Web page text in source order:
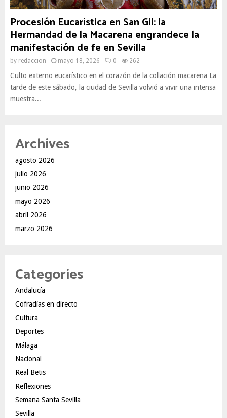
Procesión Eucarística en San Gil: la
Hermandad de la Macarena engrandece la
manifestación de fe en Sevilla
by redaccion mayo 18, 2026 0 262
Culto externo eucarístico en el corazón de la collación macarena La
tarde de este sábado, la ciudad de Sevilla volvió a vivir una intensa
muestra...
Archives
agosto 2026
julio 2026
junio 2026
mayo 2026
abril 2026
marzo 2026
Categories
Andalucía
Cofradías en directo
Cultura
Deportes
Málaga
Nacional
Real Betis
Reflexiones
Semana Santa Sevilla
Sevilla